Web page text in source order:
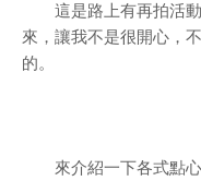
這是路上有再拍活動
來，讓我不是很開心，
的。
來介紹一下各式點心